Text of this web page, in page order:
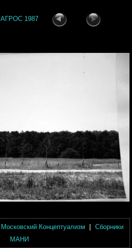
АГРОС 1987
Московский Концептуализм |
Сборники
МАНИ